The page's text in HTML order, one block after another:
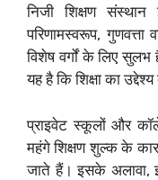
निजी शिक्षण
परिणामस्वरूप,
विशेष वर्गों के लिए सुलभ
यह है कि शिक्षा का
प्राइवेट स्कूलों और
महंगे शिक्षण शुल्क के
जाते हैं। इसके अलावा, इस